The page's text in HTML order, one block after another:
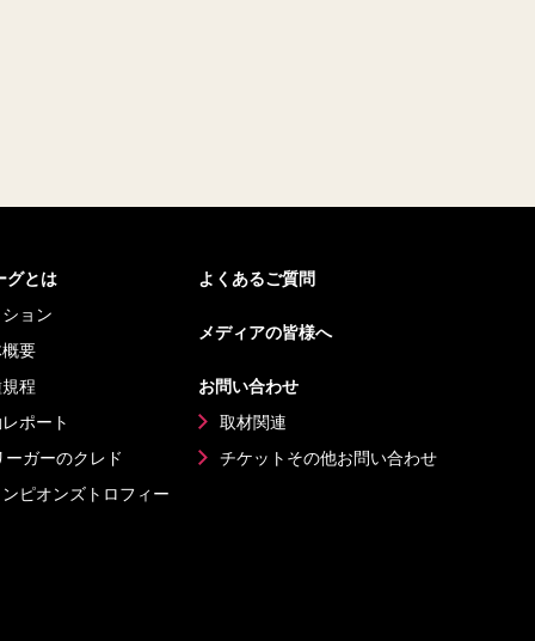
グとは
ョン
要
程
ポート
ーガーのクレド
ピオンズ トロフィー
よくあるご質問
メディアの皆様へ
お問い合わせ
取材関連
チケットその他お問い合わせ